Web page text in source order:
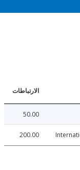
الارتباطات
200.00